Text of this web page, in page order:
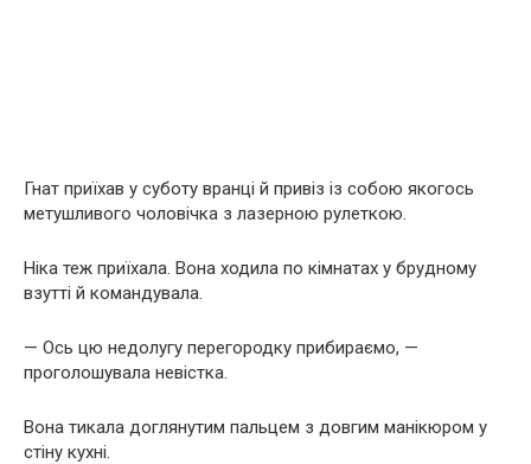
Гнат приїхав у суботу вранці й привіз із собою якогось
метушливого чоловічка з лазерною рулеткою.
Ніка теж приїхала. Вона ходила по кімнатах у брудному
взутті й командувала.
— Ось цю недолугу перегородку прибираємо, —
проголошувала невістка.
Вона тикала доглянутим пальцем з довгим манікюром у
стіну кухні.